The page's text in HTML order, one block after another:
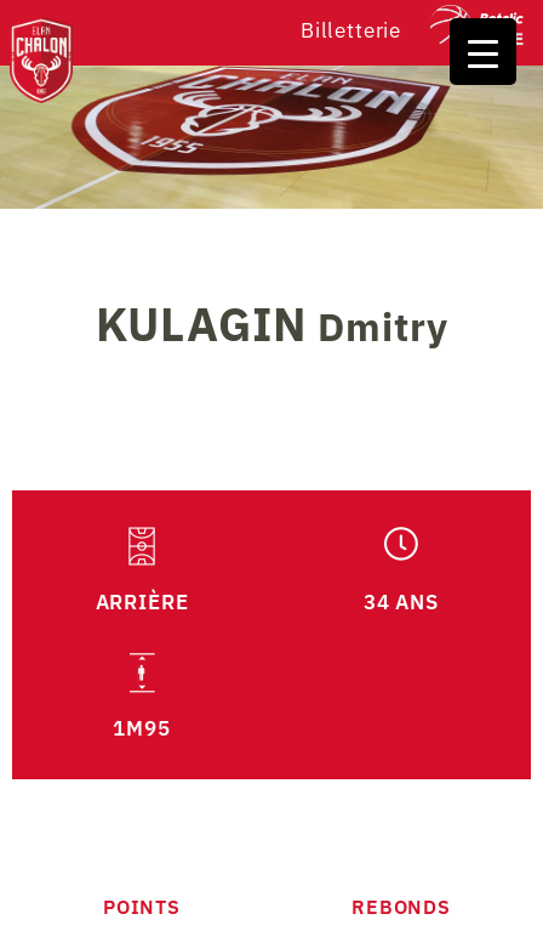
Billetterie
KULAGIN Dmitry
ARRIÈRE 34 ANS
1M95
POINTS REBONDS